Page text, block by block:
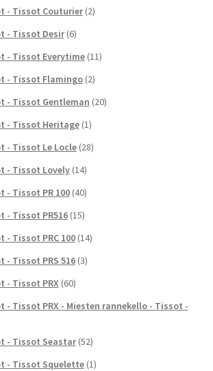
- Tissot Couturier (2)
- Tissot Desir (6)
- Tissot Everytime (11)
- Tissot Flamingo (2)
- Tissot Gentleman (20)
- Tissot Heritage (1)
- Tissot Le Locle (28)
- Tissot Lovely (14)
- Tissot PR 100 (40)
- Tissot PR516 (15)
- Tissot PRC 100 (14)
- Tissot PRS 516 (3)
- Tissot PRX (60)
- Tissot PRX - Miesten rannekello - Tissot -
- Tissot Seastar (52)
- Tissot Squelette (1)